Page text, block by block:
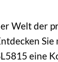
Welt der
Sie
eine